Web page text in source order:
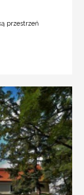
przestrzeń